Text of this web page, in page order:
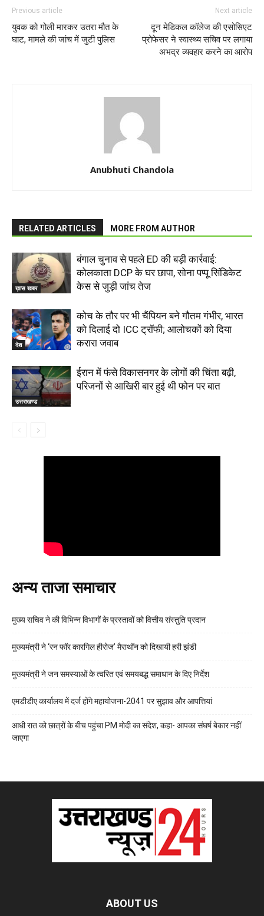
Previous article
युवक को गोली मारकर उतरा मौत के
घाट, मामले की जांच में जुटी पुलिस
Next article
दून मेडिकल कॉलेज की एसोसिएट
प्रोफेसर ने स्वास्थ्य सचिव पर लगाया
अभद्र व्यवहार करने का आरोप
Anubhuti Chandola
RELATED ARTICLES MORE FROM AUTHOR
ख़ास खबर
बंगाल चुनाव से पहले ED की बड़ी कार्रवाई:
कोलकाता DCP के घर छापा, सोना पप्पू सिंडिकेट
केस से जुड़ी जांच तेज
देश
कोच के तौर पर भी चैंपियन बने गौतम गंभीर, भारत
को दिलाई दो ICC ट्रॉफी; आलोचकों को दिया
करारा जवाब
उत्तराखण्ड
ईरान में फंसे विकासनगर के लोगों की चिंता बढ़ी,
परिजनों से आखिरी बार हुई थी फोन पर बात
अन्य ताजा समाचार
मुख्य सचिव ने की विभिन्न विभागों के प्रस्तावों को वित्तीय संस्तुति प्रदान
मुख्यमंत्री ने ‘रन फॉर कारगिल हीरोज’ मैराथॉन को दिखायी हरी झंडी
मुख्यमंत्री ने जन समस्याओं के त्वरित एवं समयबद्ध समाधान के दिए निर्देश
एमडीडीए कार्यालय में दर्ज होंगे महायोजना-2041 पर सुझाव और आपत्तियां
आधी रात को छात्रों के बीच पहुंचा PM मोदी का संदेश, कहा- आपका संघर्ष बेकार नहीं
जाएगा
ABOUT US